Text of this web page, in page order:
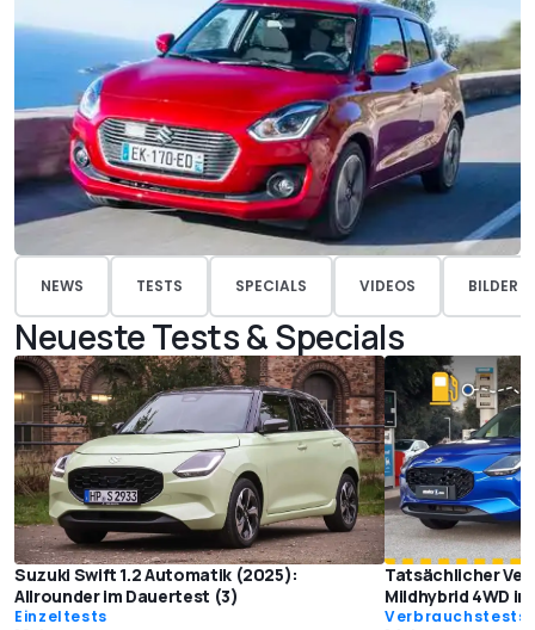
NEWS TESTS SPECIALS VIDEOS BILDER
Neueste Tests & Specials
Suzuki Swift 1.2 Automatik (2025):
Allrounder im Dauertest (3)
Einzeltests
Tatsächlicher
Mildhybrid 4WD
Verbrauchstests